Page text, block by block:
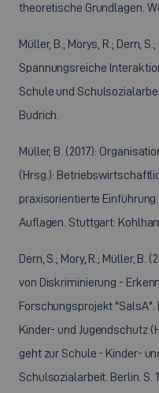
theoretische Grundlagen.
Müller, B.; Morys, R.; Dern,
Spannungsreiche
Schule und
Budrich.
Müller, B. (2017):
(Hrsg.):
praxisorientierte
Auflagen. Stuttgart:
Dern, S.; Mory, R.; Müller, B.
von Diskriminierung -
Forschungsprojekt
Kinder- und Jugendschutz
geht zur Schule - Kinder-
Schulsozialarbeit. Berlin. S.